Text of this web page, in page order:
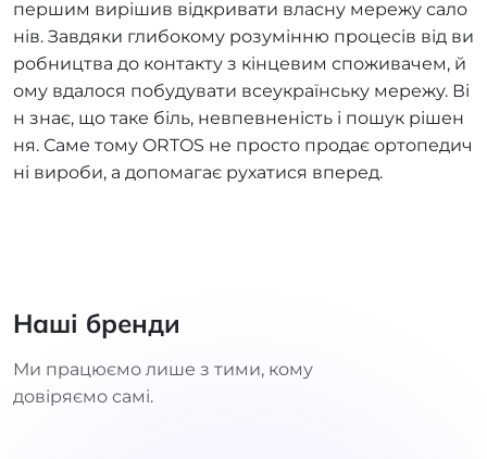
першим вирішив відкривати власну мережу сало
нів. Завдяки глибокому розумінню процесів від ви
робництва до контакту з кінцевим споживачем, й
ому вдалося побудувати всеукраїнську мережу. Ві
н знає, що таке біль, невпевненість і пошук рішен
ня. Саме тому ORTOS не просто продає ортопедич
ні вироби, а допомагає рухатися вперед.
Наші бренди
Ми працюємо лише з тими, кому
довіряємо самі.